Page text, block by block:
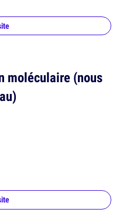
moléculaire (nous